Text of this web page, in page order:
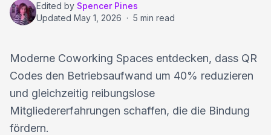
Edited by Spencer Pines
Updated May 1, 2026 · 5 min read
Moderne Coworking Spaces entdecken, dass QR
Codes den Betriebsaufwand um 40% reduzieren
und gleichzeitig reibungslose
Mitgliedererfahrungen schaffen, die die Bindung
fördern.